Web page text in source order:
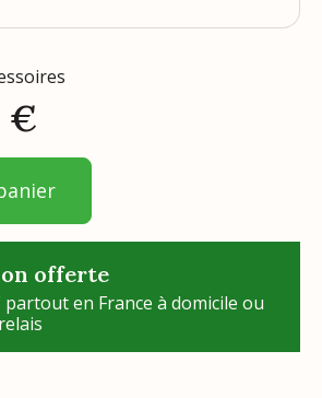
offerte
partout en France à domicile ou
€